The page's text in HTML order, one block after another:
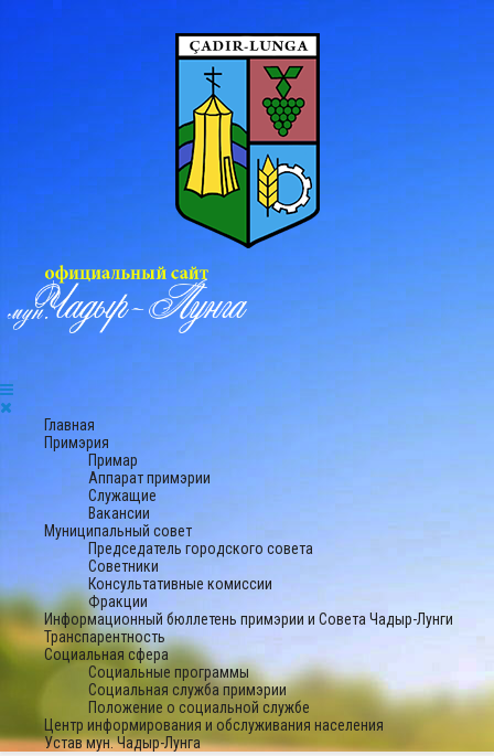
Главная
Примэрия
Примар
Аппарат примэрии
Служащие
Вакансии
Муниципальный совет
Председатель городского совета
Советники
Консультативные комиссии
Фракции
Информационный бюллетень примэрии и Совета Чадыр-Лунги
Транспарентность
Социальная сфера
Социальные программы
Социальная служба примэрии
Положение о социальной службе
Центр информирования и обслуживания населения
Устав мун. Чадыр-Лунга